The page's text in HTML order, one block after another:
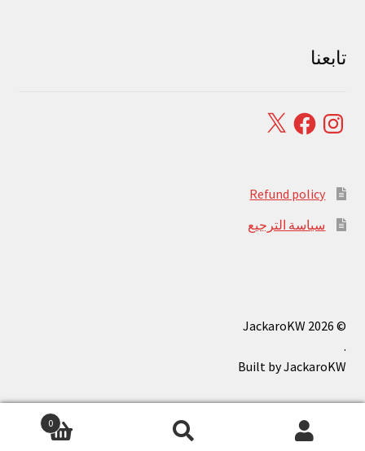
تابعنا
Instagram
Facebook
X
Refund policy
سياسة الترجيع
© JackaroKW 2026
.
0